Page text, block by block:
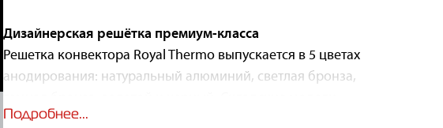
Дизайнерская решётка премиум-класса
Решетка конвектора Royal Thermo выпускается в 5 цветах
анодирования: натуральный алюминий, светлая бронза,
укомплектованы решеткой с анодированием в цвет
Подробнее...